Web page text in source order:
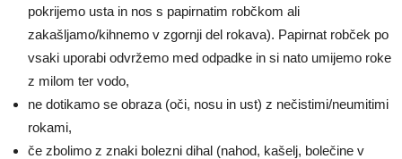
pokrijemo usta in nos s papirnatim robčkom ali
zakašljamo/kihnemo v zgornji del rokava). Papirnat robček po
vsaki uporabi odvržemo med odpadke in si nato umijemo roke
z milom ter vodo,
ne dotikamo se obraza (oči, nosu in ust) z nečistimi/neumitimi
rokami,
če zbolimo z znaki bolezni dihal (nahod, kašelj, bolečine v